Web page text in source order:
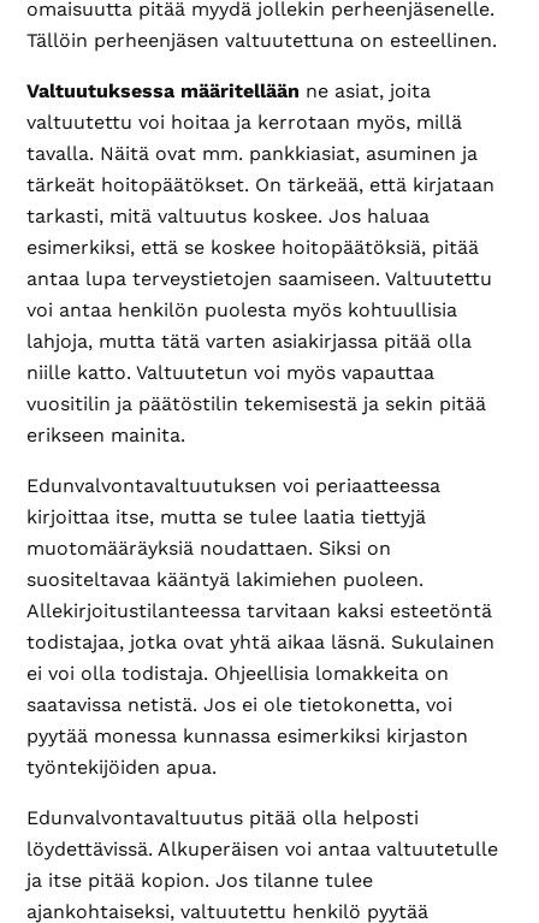
omaisuutta pitää myydä jollekin perheenjäsenelle.
Tällöin perheenjäsen valtuutettuna on esteellinen.
Valtuutuksessa määritellään ne asiat, joita
valtuutettu voi hoitaa ja kerrotaan myös, millä
tavalla. Näitä ovat mm. pankkiasiat, asuminen ja
tärkeät hoitopäätökset. On tärkeää, että kirjataan
tarkasti, mitä valtuutus koskee. Jos haluaa
esimerkiksi, että se koskee hoitopäätöksiä, pitää
antaa lupa terveystietojen saamiseen. Valtuutettu
voi antaa henkilön puolesta myös kohtuullisia
lahjoja, mutta tätä varten asiakirjassa pitää olla
niille katto. Valtuutetun voi myös vapauttaa
vuositilin ja päätöstilin tekemisestä ja sekin pitää
erikseen mainita.
Edunvalvontavaltuutuksen voi periaatteessa
kirjoittaa itse, mutta se tulee laatia tiettyjä
muotomääräyksiä noudattaen. Siksi on
suositeltavaa kääntyä lakimiehen puoleen.
Allekirjoitustilanteessa tarvitaan kaksi esteetöntä
todistajaa, jotka ovat yhtä aikaa läsnä. Sukulainen
ei voi olla todistaja. Ohjeellisia lomakkeita on
saatavissa netistä. Jos ei ole tietokonetta, voi
pyytää monessa kunnassa esimerkiksi kirjaston
työntekijöiden apua.
Edunvalvontavaltuutus pitää olla helposti
löydettävissä. Alkuperäisen voi antaa valtuutetulle
ja itse pitää kopion. Jos tilanne tulee
ajankohtaiseksi, valtuutettu henkilö pyytää